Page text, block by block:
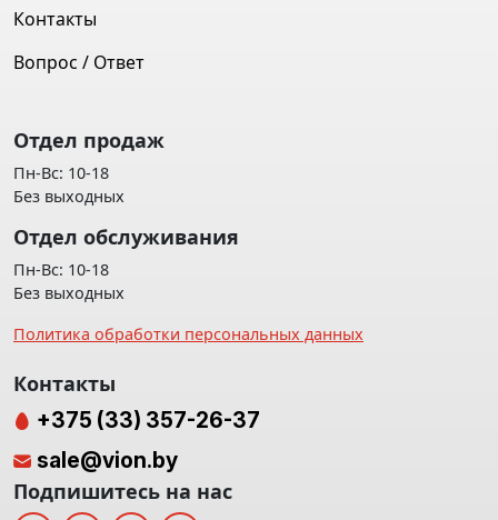
Контакты
Вопрос / Ответ
Отдел продаж
Пн-Вс: 10-18
Без выходных
Отдел обслуживания
Пн-Вс: 10-18
Без выходных
Политика обработки персональных данных
Контакты
+375 (33) 357-26-37
sale@vion.by
Подпишитесь на нас